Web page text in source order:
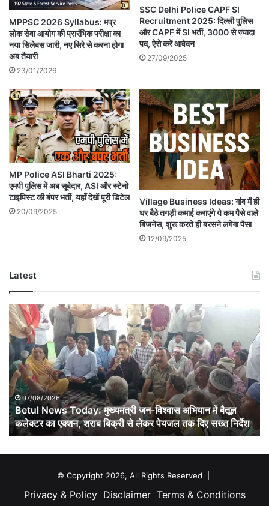
MPPSC 2026 Syllabus: मप्र
लोक सेवा आयोग की प्रारंभिक परीक्षा का
नया सिलेबस जारी, नए सिरे से करना होगा
अब तैयारी
23/01/2026
SSC Delhi Police CAPF SI
Recruitment 2025: दिल्ली पुलिस
और CAPF में SI भर्ती, 3000 से ज्यादा
पद, ऐसे करें आवेदन
27/09/2025
MP Police ASI Bharti 2025:
एमपी पुलिस में अब सूबेदार, ASI और स्टेनो
टाइपिस्ट की बंपर भर्ती, यहाँ देखें पूरी डिटेल
20/09/2025
Village Business Ideas: गांव में ही
घर बैठे तगड़ी कमाई कराएंगे ये कम पैसे वाले
बिजनेस, शुरू करते ही बरसने लगेगा पैसा
12/09/2025
Latest
Betul
News
Today:
मुख्यमंत्री
जन-
विश्वास
अभियान
में
बैतूल
कलेक्टर
का
लेकर
07/08/2026
Betul News Today: मुख्यमंत्री जन-विश्वास अभियान में बैतूल
कलेक्टर का एक्शन, शराब बिक्री से लेकर पेयजल तक दिए सख्त निर्देश
© Copyright 2026, All Rights Reserved |
Privacy & Policy Disclaimer Terms & Conditions